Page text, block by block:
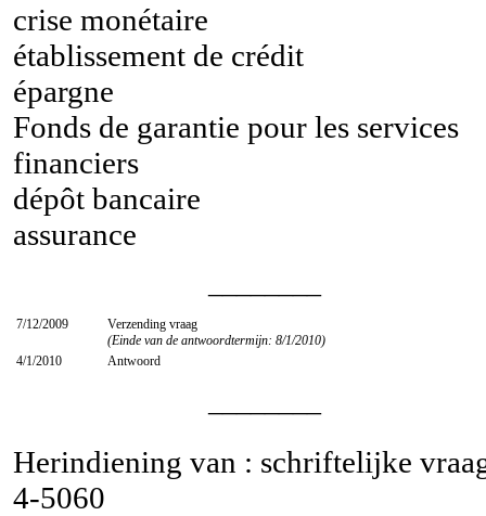
crise monétaire
établissement de crédit
épargne
Fonds de garantie pour les services
financiers
dépôt bancaire
assurance
7/12/2009
Verzending vraag
(Einde van de antwoordtermijn: 8/1/2010)
4/1/2010
Antwoord
Herindiening van : schriftelijke
4-5060